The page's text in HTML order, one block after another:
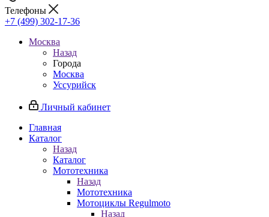
Телефоны
+7 (499) 302-17-36
Москва
Назад
Города
Москва
Уссурийск
Личный кабинет
Главная
Каталог
Назад
Каталог
Мототехника
Назад
Мототехника
Мотоциклы Regulmoto
Назад